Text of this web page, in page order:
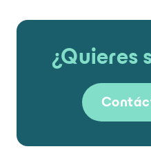
¿Quieres